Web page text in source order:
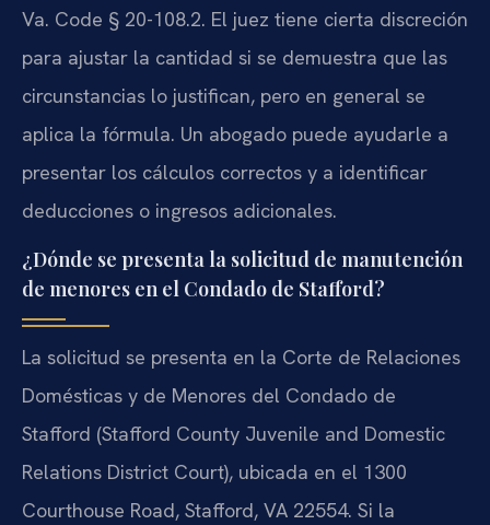
Va. Code § 20-108.2. El juez tiene cierta discreción
para ajustar la cantidad si se demuestra que las
circunstancias lo justifican, pero en general se
aplica la fórmula. Un abogado puede ayudarle a
presentar los cálculos correctos y a identificar
deducciones o ingresos adicionales.
¿Dónde se presenta la solicitud de manutención
de menores en el Condado de Stafford?
La solicitud se presenta en la Corte de Relaciones
Domésticas y de Menores del Condado de
Stafford (Stafford County Juvenile and Domestic
Relations District Court), ubicada en el 1300
Courthouse Road, Stafford, VA 22554. Si la